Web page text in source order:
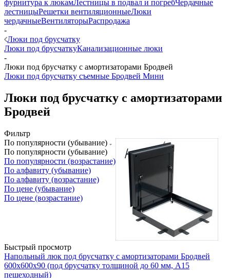
фурнитура к люкамЛестницы в подвал и погребЧердачные
лестницыРешетки вентиляционныеЛюки
чердачныеВентиляторыРаспродажа
-
Люки под брусчатку
Люки под брусчаткуКанализационные люки
-
Люки под брусчатку с амортизаторами Бродвей
Люки под брусчатку съемные Бродвей Мини
Люки под брусчатку с амортизаторами
Бродвей
Фильтр
По популярности (убывание)
По популярности (убывание)
По популярности (возрастание)
По алфавиту (убывание)
По алфавиту (возрастание)
По цене (убывание)
По цене (возрастание)
Быстрый просмотр
Напольный люк под брусчатку с амортизаторами Бродвей
600х600х90 (под брусчатку толщиной до 60 мм, А15
пешеходный)